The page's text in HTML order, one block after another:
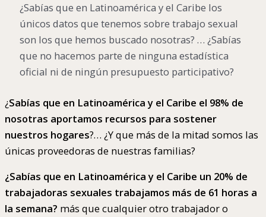
¿Sabías que en Latinoamérica y el Caribe los
únicos datos que tenemos sobre trabajo sexual
son los que hemos buscado nosotras? … ¿Sabías
que no hacemos parte de ninguna estadística
oficial ni de ningún presupuesto participativo?
¿Sabías que en Latinoamérica y el Caribe el 98% de
nosotras aportamos recursos para sostener
nuestros hogares?… ¿Y que más de la mitad somos las
únicas proveedoras de nuestras familias?
¿Sabías que en Latinoamérica y el Caribe un 20% de
trabajadoras sexuales trabajamos más de 61 horas a
la semana? más que cualquier otro trabajador o